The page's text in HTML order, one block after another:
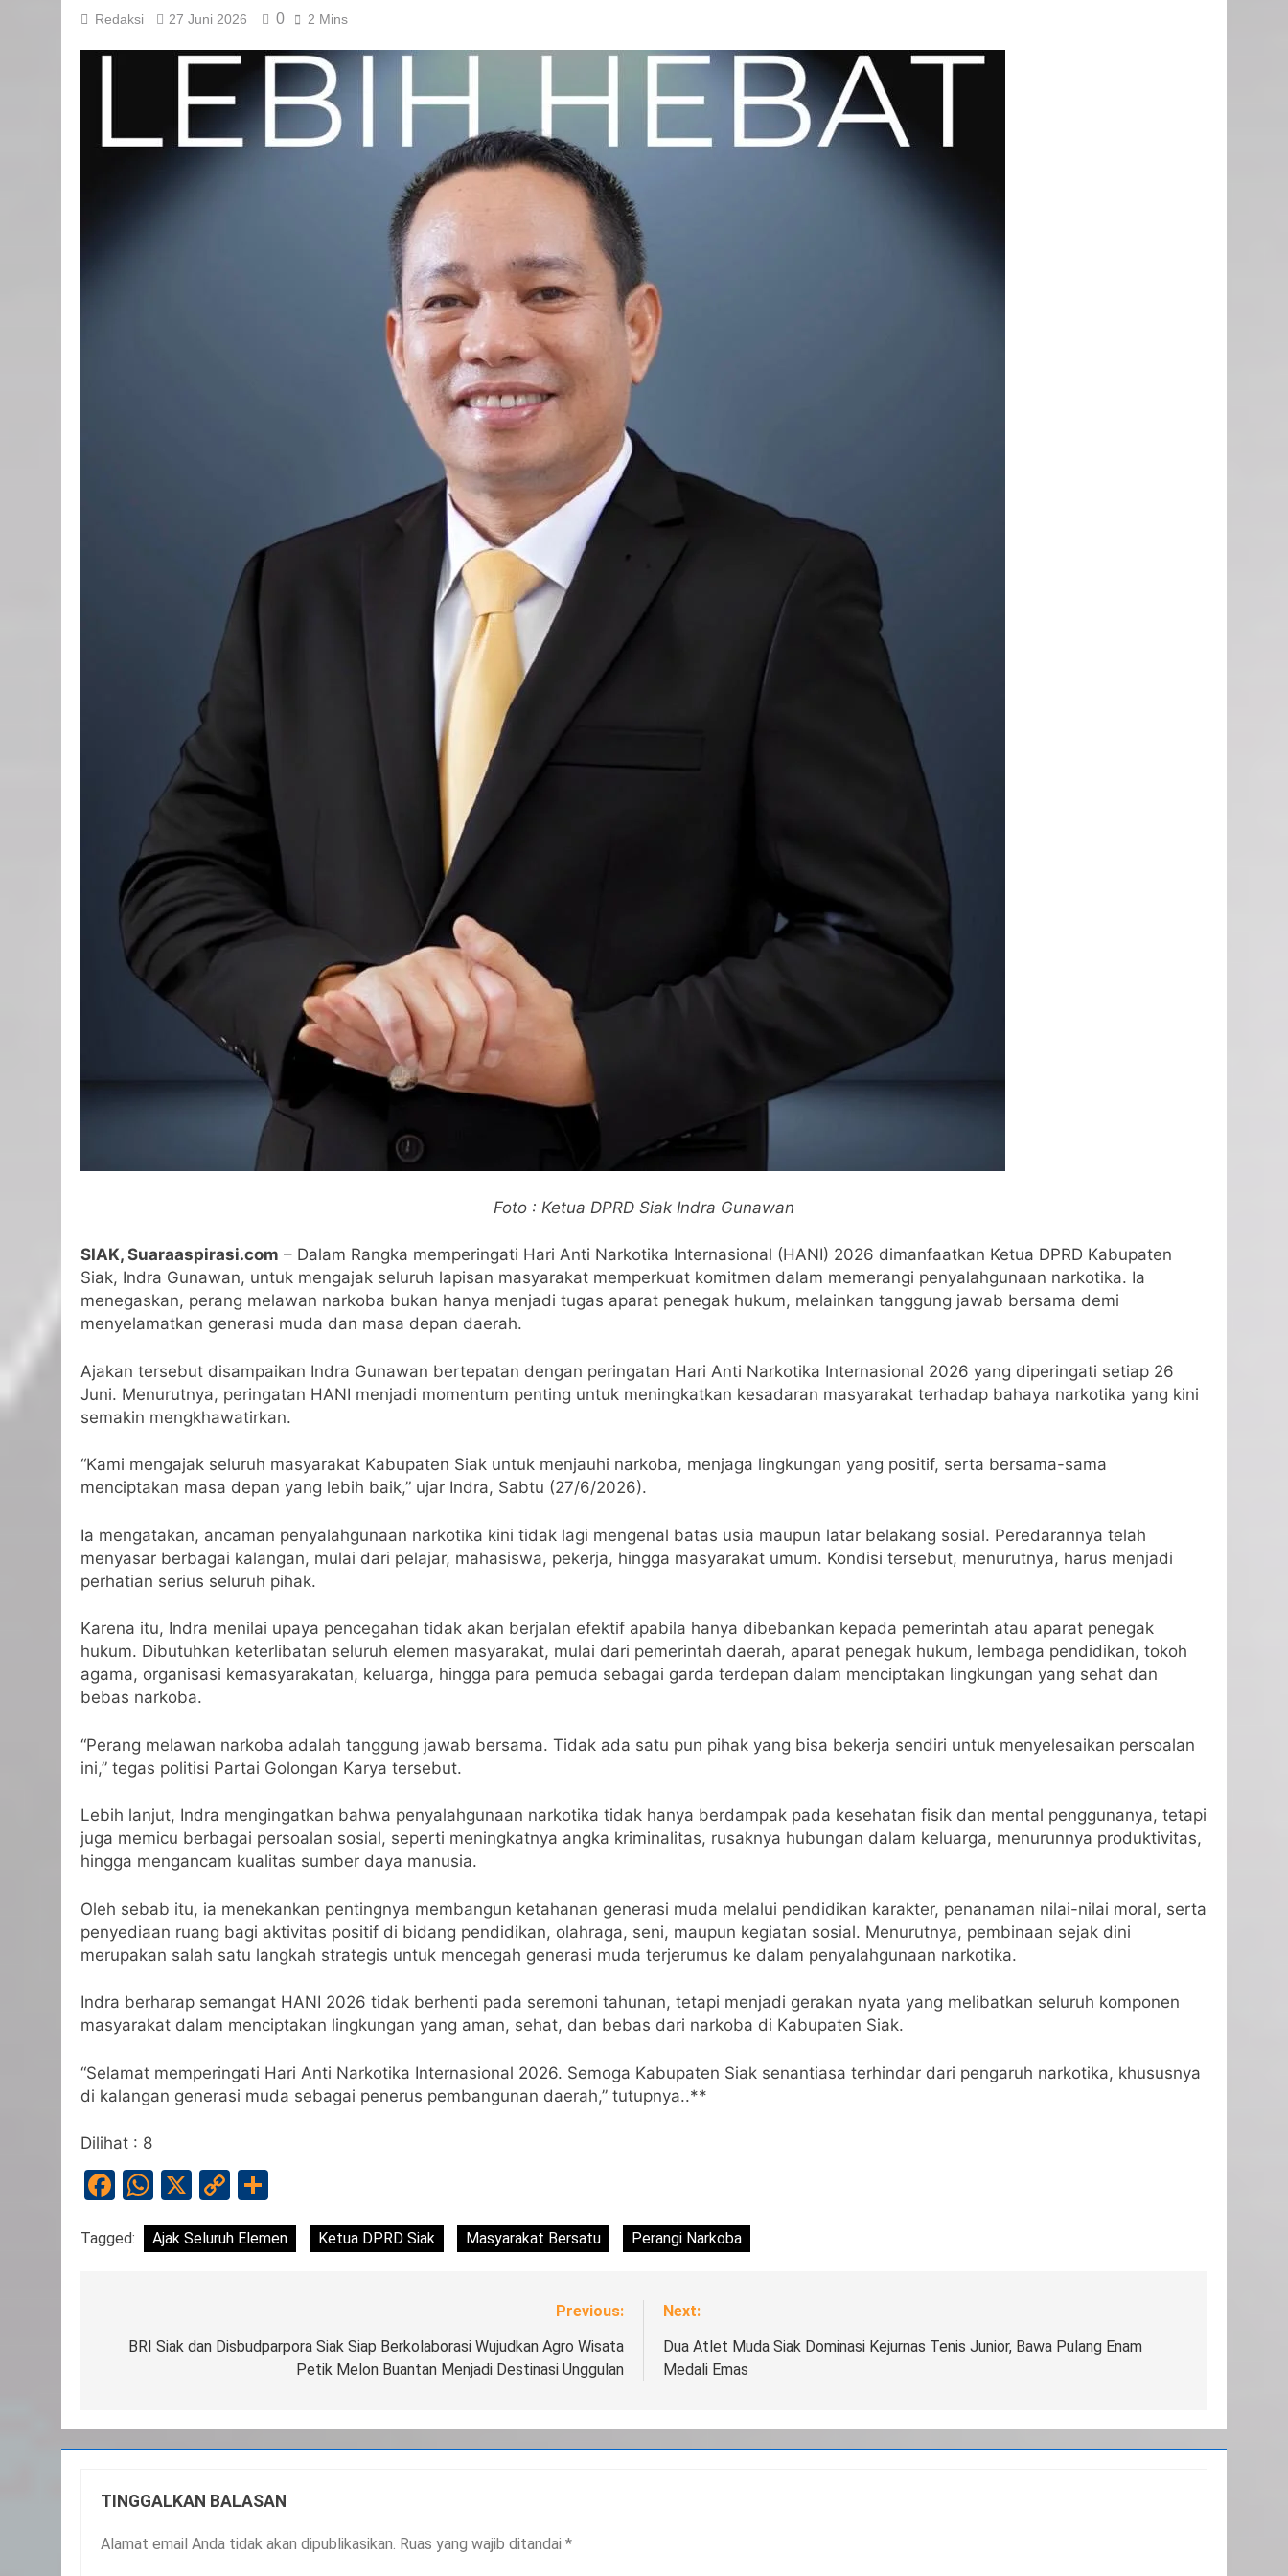
Redaksi 27 Juni 2026 0 2 Mins
Foto : Ketua DPRD Siak Indra Gunawan
SIAK, Suaraaspirasi.com – Dalam Rangka memperingati Hari Anti Narkotika Internasional (HANI) 2026 dimanfaatkan Ketua DPRD Kabupaten
Siak, Indra Gunawan, untuk mengajak seluruh lapisan masyarakat memperkuat komitmen dalam memerangi penyalahgunaan narkotika. Ia
menegaskan, perang melawan narkoba bukan hanya menjadi tugas aparat penegak hukum, melainkan tanggung jawab bersama demi
menyelamatkan generasi muda dan masa depan daerah.
Ajakan tersebut disampaikan Indra Gunawan bertepatan dengan peringatan Hari Anti Narkotika Internasional 2026 yang diperingati setiap 26
Juni. Menurutnya, peringatan HANI menjadi momentum penting untuk meningkatkan kesadaran masyarakat terhadap bahaya narkotika yang kini
semakin mengkhawatirkan.
“Kami mengajak seluruh masyarakat Kabupaten Siak untuk menjauhi narkoba, menjaga lingkungan yang positif, serta bersama-sama
menciptakan masa depan yang lebih baik,” ujar Indra, Sabtu (27/6/2026).
Ia mengatakan, ancaman penyalahgunaan narkotika kini tidak lagi mengenal batas usia maupun latar belakang sosial. Peredarannya telah
menyasar berbagai kalangan, mulai dari pelajar, mahasiswa, pekerja, hingga masyarakat umum. Kondisi tersebut, menurutnya, harus menjadi
perhatian serius seluruh pihak.
Karena itu, Indra menilai upaya pencegahan tidak akan berjalan efektif apabila hanya dibebankan kepada pemerintah atau aparat penegak
hukum. Dibutuhkan keterlibatan seluruh elemen masyarakat, mulai dari pemerintah daerah, aparat penegak hukum, lembaga pendidikan, tokoh
agama, organisasi kemasyarakatan, keluarga, hingga para pemuda sebagai garda terdepan dalam menciptakan lingkungan yang sehat dan
bebas narkoba.
“Perang melawan narkoba adalah tanggung jawab bersama. Tidak ada satu pun pihak yang bisa bekerja sendiri untuk menyelesaikan persoalan
ini,” tegas politisi Partai Golongan Karya tersebut.
Lebih lanjut, Indra mengingatkan bahwa penyalahgunaan narkotika tidak hanya berdampak pada kesehatan fisik dan mental penggunanya, tetapi
juga memicu berbagai persoalan sosial, seperti meningkatnya angka kriminalitas, rusaknya hubungan dalam keluarga, menurunnya produktivitas,
hingga mengancam kualitas sumber daya manusia.
Oleh sebab itu, ia menekankan pentingnya membangun ketahanan generasi muda melalui pendidikan karakter, penanaman nilai-nilai moral, serta
penyediaan ruang bagi aktivitas positif di bidang pendidikan, olahraga, seni, maupun kegiatan sosial. Menurutnya, pembinaan sejak dini
merupakan salah satu langkah strategis untuk mencegah generasi muda terjerumus ke dalam penyalahgunaan narkotika.
Indra berharap semangat HANI 2026 tidak berhenti pada seremoni tahunan, tetapi menjadi gerakan nyata yang melibatkan seluruh komponen
masyarakat dalam menciptakan lingkungan yang aman, sehat, dan bebas dari narkoba di Kabupaten Siak.
“Selamat memperingati Hari Anti Narkotika Internasional 2026. Semoga Kabupaten Siak senantiasa terhindar dari pengaruh narkotika, khususnya
di kalangan generasi muda sebagai penerus pembangunan daerah,” tutupnya..**
Dilihat : 8
Facebook
WhatsApp
X
Copy
Link
Tagged: Ajak Seluruh Elemen Ketua DPRD Siak Masyarakat Bersatu Perangi Narkoba
pos
Previous:
BRI Siak dan Disbudparpora Siak Siap Berkolaborasi Wujudkan Agro Wisata
Petik Melon Buantan Menjadi Destinasi Unggulan
Next:
Dua Atlet Muda Siak Dominasi Kejurnas Tenis Junior, Bawa Pulang Enam
Medali Emas
TINGGALKAN BALASAN
Alamat email Anda tidak akan dipublikasikan. Ruas yang wajib ditandai *